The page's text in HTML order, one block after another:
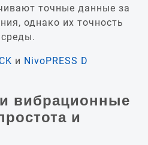
точные данные за
однако их точность
и NivoPRESS D
вибрационные
и